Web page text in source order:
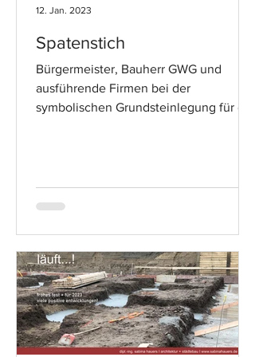
Spatenstich
Bürgermeister, Bauherr GWG und
ausführende Firmen bei der
symbolischen Grundsteinlegung für die
12. Jan. 2023